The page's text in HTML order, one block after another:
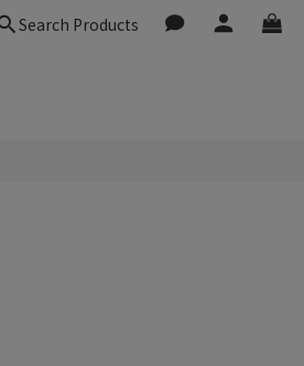
Search Products